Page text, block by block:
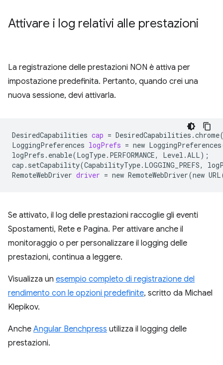
Attivare i log relativi alle prestazioni
La registrazione delle prestazioni NON è attiva per
impostazione predefinita. Pertanto, quando crei una
nuova sessione, devi attivarla.
DesiredCapabilities cap = DesiredCapabilities.chrome
LoggingPreferences logPrefs = new LoggingPreferences
logPrefs.enable(LogType.PERFORMANCE, Level.ALL) ;
cap.setCapability(CapabilityType.LOGGING_PREFS,
RemoteWebDriver driver = new RemoteWebDriver(new URL
Se attivato, il log delle prestazioni raccoglie gli eventi
Spostamenti, Rete e Pagina. Per attivare anche il
monitoraggio o per personalizzare il logging delle
prestazioni, continua a leggere.
Visualizza un esempio completo di registrazione del
rendimento con le opzioni predefinite, scritto da Michael
Klepikov.
Anche Angular Benchpress utilizza il logging delle
prestazioni.